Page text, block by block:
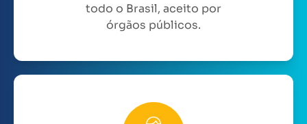
todo o Brasil, aceito por
órgãos públicos.